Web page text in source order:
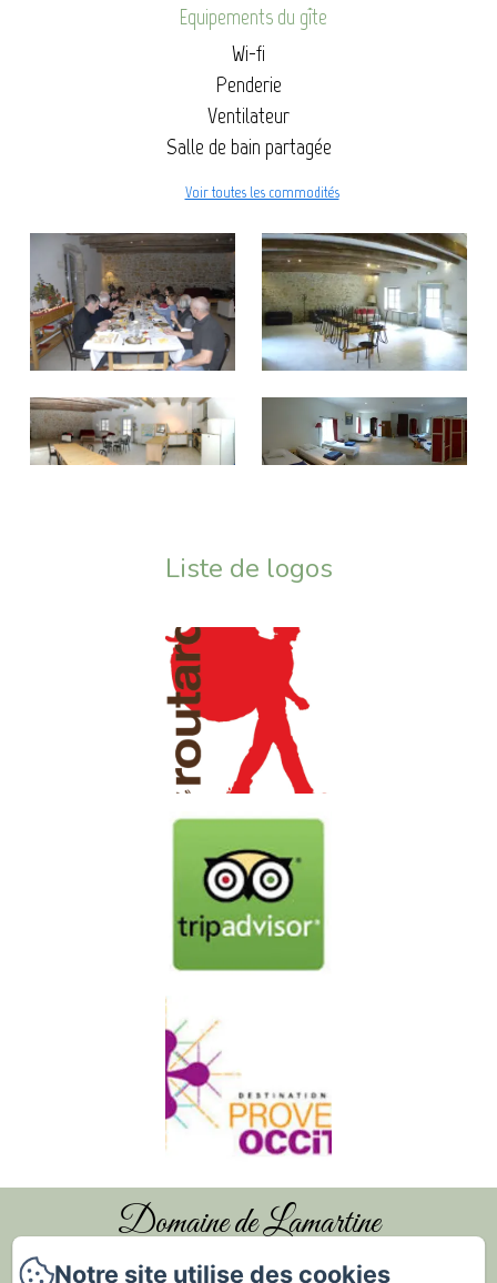
Equipements du gîte
Wi-fi
Penderie
Ventilateur
Salle de bain partagée
Voir toutes les commodités
Liste de logos
Domaine de Lamartine
Notre site utilise des cookies